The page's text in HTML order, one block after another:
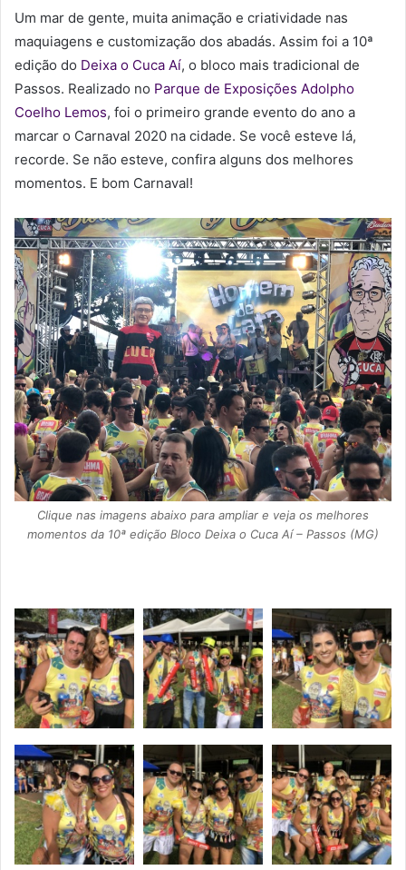
Um mar de gente, muita animação e criatividade nas
maquiagens e customização dos abadás. Assim foi a 10ª
edição do Deixa o Cuca Aí, o bloco mais tradicional de
Passos. Realizado no Parque de Exposições Adolpho
Coelho Lemos, foi o primeiro grande evento do ano a
marcar o Carnaval 2020 na cidade. Se você esteve lá,
recorde. Se não esteve, confira alguns dos melhores
momentos. E bom Carnaval!
Clique nas imagens abaixo para ampliar e veja os melhores
momentos da 10ª edição Bloco Deixa o Cuca Aí – Passos (MG)